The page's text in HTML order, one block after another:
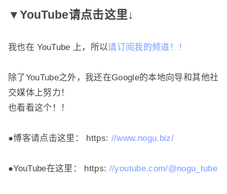
▼YouTube请点击这里↓
我也在 YouTube 上，所以请订阅我的频道！ ！
除了YouTube之外，我还在Google的本地向导和其他社
交媒体上努力！
也看看这个！
！
●博客请点击这里： https: //www.nogu.biz/
●YouTube在这里： https: //youtube.com/@nogu_tube